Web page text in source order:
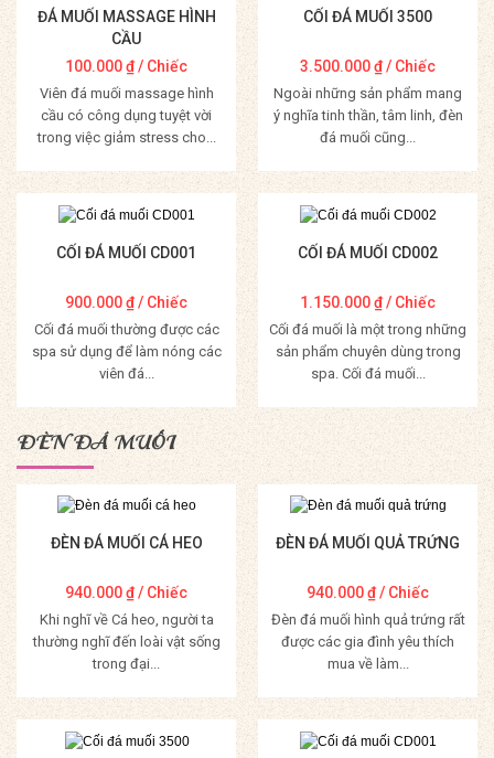
ĐÁ MUỐI MASSAGE HÌNH
CẦU
100.000₫/ Chiếc
Viên đá muối massage hình
cầu có công dụng tuyệt vời
trong việc giảm stress cho...
Mua Hàng
CỐI ĐÁ MUỐI 3500
3.500.000₫/ Chiếc
Ngoài những sản phẩm mang
ý nghĩa tinh thần, tâm linh, đèn
đá muối cũng...
Mua Hàng
CỐI ĐÁ MUỐI CD001
900.000₫/ Chiếc
Cối đá muối thường được các
spa sử dụng để làm nóng các
viên đá...
Mua Hàng
CỐI ĐÁ MUỐI CD002
1.150.000₫/ Chiếc
Cối đá muối là một trong những
sản phẩm chuyên dùng trong
spa. Cối đá muối...
Mua Hàng
ĐÈN ĐÁ MUỐI
ĐÈN ĐÁ MUỐI CÁ HEO
940.000₫/ Chiếc
Khi nghĩ về Cá heo, người ta
thường nghĩ đến loài vật sống
trong đại...
Mua Hàng
ĐÈN ĐÁ MUỐI QUẢ TRỨNG
940.000₫/ Chiếc
Đèn đá muối hình quả trứng rất
được các gia đình yêu thích
mua về làm...
Mua Hàng